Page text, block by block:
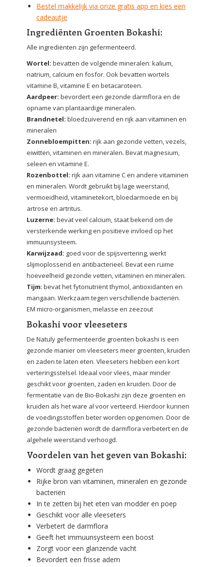
Bestel makkelijk via onze gratis app en kies een
cadeautje
Ingrediënten Groenten Bokashi:
Alle ingrediënten zijn gefermenteerd.
Wortel: bevatten de volgende mineralen: kalium,
natrium, calcium en fosfor. Ook bevatten wortels
vitamine B, vitamine E en betacaroteen.
Aardpeer: bevordert een gezonde darmflora en de
opname van plantaardige mineralen.
Brandnetel: bloedzuiverend en rijk aan vitaminen en
mineralen
Zonnebloempitten: rijk aan gezonde vetten, vezels,
eiwitten, vitaminen en mineralen. Bevat magnesium,
seleen en vitamine E.
Rozenbottel: rijk aan vitamine C en andere vitaminen
en mineralen. Wordt gebruikt bij lage weerstand,
vermoeidheid, vitaminetekort, bloedarmoede en bij
artrose en artritus.
Luzerne: bevat veel calcium, staat bekend om de
versterkende werking en positieve invloed op het
immuunsysteem.
Karwijzaad: goed voor de spijsvertering, werkt
slijmoplossend en antibacterieel. Bevat een ruime
hoeveelheid gezonde vetten, vitaminen en mineralen.
Tijm: bevat het fytonutriënt thymol, antioxidanten en
mangaan. Werkzaam tegen verschillende bacteriën.
EM micro-organismen, melasse en zeezout
Bokashi voor vleeseters
De Natuly gefermenteerde groenten bokashi is een
gezonde manier om vleeseters meer groenten, kruiden
en zaden te laten eten. Vleeseters hebben een kort
verteringsstelsel. Ideaal voor vlees, maar minder
geschikt voor groenten, zaden en kruiden. Door de
fermentatie van de Bio-Bokashi zijn deze groenten en
kruiden als het ware al voor verteerd. Hierdoor kunnen
de voedingsstoffen beter worden opgenomen. Door de
gezonde bacteriën wordt de darmflora verbetert en de
algehele weerstand verhoogd.
Voordelen van het geven van Bokashi:
Wordt graag gegeten
Rijke bron van vitaminen, mineralen en gezonde
bacteriën
In te zetten bij het eten van modder en poep
Geschikt voor alle vleeseters
Verbetert de darmflora
Geeft het immuunsysteem een boost
Zorgt voor een glanzende vacht
Bevordert een frisse adem